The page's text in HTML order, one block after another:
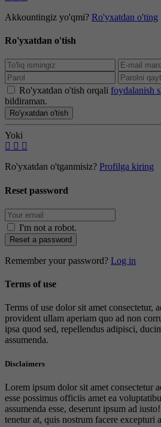
Akkountingiz yo'qmi? Ro'yxatdan o'ting
Ro'yxatdan o'tish
Ro'yxatdan o'tish orqali foydalanish
bildiraman.
Ro'yxatdan o'tish
Yoki
Ro'yxatdan o'tganmisiz? Profilga kiring
Reset password
I'm not a robot.
Reset a password
Remember your password? Log in
Terms of use
Terms of use dolor sit amet consectetur,
provident ullam aperiam quo ad non
ipsa quod sed, repellendus adipisci,
assumenda.
Disclaimers
Lorem ipsum dolor sit amet consectetur
esse possimus officiis amet ea
assumenda esse, deserunt ipsum ad
tenetur at, quis nostrum facere excepturi